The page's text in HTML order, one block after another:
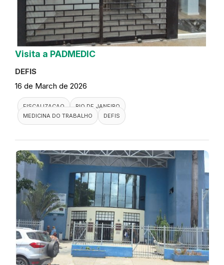
Visita a PADMEDIC
DEFIS
16 de March de 2026
FISCALIZACAO
RIO DE JANEIRO
MEDICINA DO TRABALHO
DEFIS